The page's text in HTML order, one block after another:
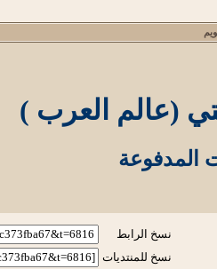
(عالم العرب )
المدفوعة
نسخ الرابط
نسخ للمنتديات